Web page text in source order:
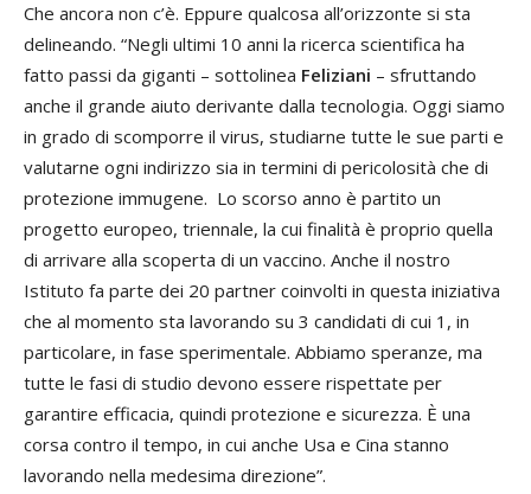
Che ancora non c’è. Eppure qualcosa all’orizzonte si sta
delineando. “Negli ultimi 10 anni la ricerca scientifica ha
fatto passi da giganti – sottolinea Feliziani – sfruttando
anche il grande aiuto derivante dalla tecnologia. Oggi siamo
in grado di scomporre il virus, studiarne tutte le sue parti e
valutarne ogni indirizzo sia in termini di pericolosità che di
protezione immugene. Lo scorso anno è partito un
progetto europeo, triennale, la cui finalità è proprio quella
di arrivare alla scoperta di un vaccino. Anche il nostro
Istituto fa parte dei 20 partner coinvolti in questa iniziativa
che al momento sta lavorando su 3 candidati di cui 1, in
particolare, in fase sperimentale. Abbiamo speranze, ma
tutte le fasi di studio devono essere rispettate per
garantire efficacia, quindi protezione e sicurezza. È una
corsa contro il tempo, in cui anche Usa e Cina stanno
lavorando nella medesima direzione”.